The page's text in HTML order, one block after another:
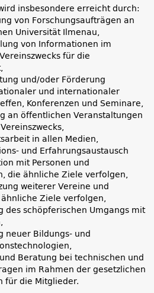
insbesondere erreicht durch:
von Forschungsaufträgen an
Universität Ilmenau,
von Informationen im
für die
und/oder Förderung
und internationaler
Konferenzen und Seminare,
an öffentlichen Veranstaltungen
in allen Medien,
und Erfahrungsaustausch
mit Personen und
die ähnliche Ziele verfolgen,
weiterer Vereine und
Ziele verfolgen,
des schöpferischen Umgangs mit
neuer Bildungs- und
Beratung bei technischen und
im Rahmen der gesetzlichen
für die Mitglieder.